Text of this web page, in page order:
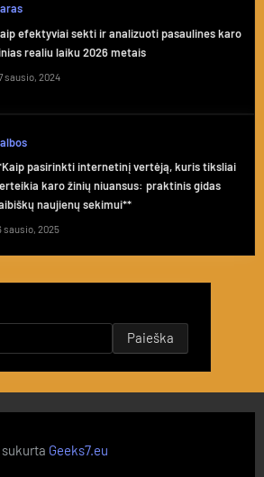
efektyviai sekti ir analizuoti pasaulines karo
realiu laiku 2026 metais
sausio, 2024
pasirinkti internetinį vertėją, kuris tiksliai
karo žinių niuansus: praktinis gidas
naujienų sekimui**
sausio, 2025
Paieška
Geeks7.eu